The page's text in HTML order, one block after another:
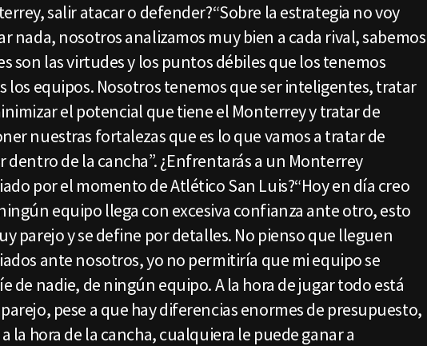
salir atacar o defender?“Sobre la estrategia no voy
nada, nosotros analizamos muy bien a cada rival, sabemos
son las virtudes y los puntos débiles que los tenemos
los equipos. Nosotros tenemos que ser inteligentes, tratar
el potencial que tiene el Monterrey y tratar de
nuestras fortalezas que es lo que vamos a tratar de
dentro de la cancha”. ¿Enfrentarás a un Monterrey
por el momento de Atlético San Luis?“Hoy en día creo
equipo llega con excesiva confianza ante otro, esto
parejo y se define por detalles. No pienso que lleguen
ante nosotros, yo no permitiría que mi equipo se
de nadie, de ningún equipo. A la hora de jugar todo está
pese a que hay diferencias enormes de presupuesto,
la hora de la cancha, cualquiera le puede ganar a